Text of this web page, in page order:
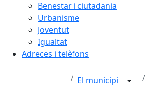
Benestar i ciutadania
Urbanisme
Joventut
Igualtat
Adreces i telèfons
El municipi